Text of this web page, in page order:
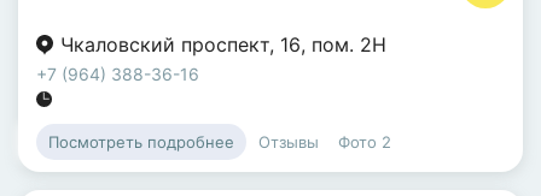
Чкаловский проспект, 16, пом. 2Н
+7 (964) 388-36-16
Посмотреть подробнее Отзывы Фото 2